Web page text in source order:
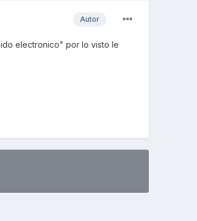
Autor
electronico" por lo visto le